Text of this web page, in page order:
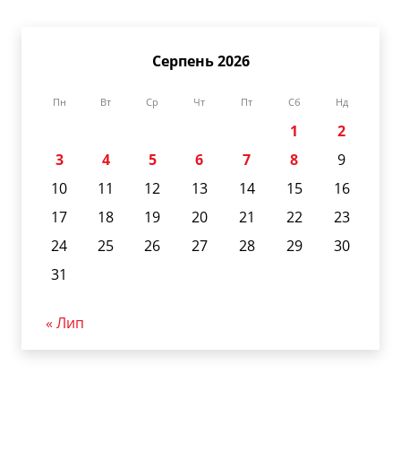
Серпень 2026
Пн Вт Ср Чт Пт Сб Нд
1
2
3
4 5 6 7 8
9
10
11 12 13 14 15
16
17
18 19 20 21 22
23
24
25 26 27 28 29
30
31
« Лип